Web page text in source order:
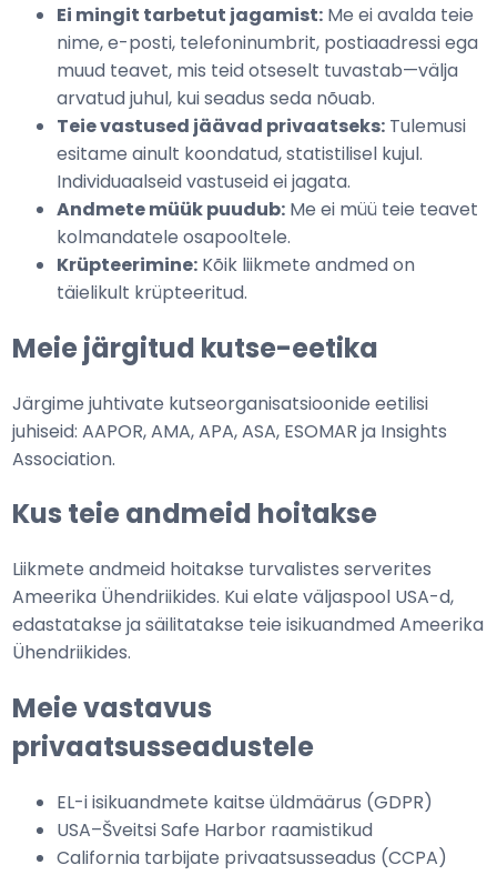
Ei mingit tarbetut jagamist: Me ei avalda teie
nime, e-posti, telefoninumbrit, postiaadressi ega
muud teavet, mis teid otseselt tuvastab—välja
arvatud juhul, kui seadus seda nõuab.
Teie vastused jäävad privaatseks: Tulemusi
esitame ainult koondatud, statistilisel kujul.
Individuaalseid vastuseid ei jagata.
Andmete müük puudub: Me ei müü teie teavet
kolmandatele osapooltele.
Krüpteerimine: Kõik liikmete andmed on
täielikult krüpteeritud.
Meie järgitud kutse-eetika
Järgime juhtivate kutseorganisatsioonide eetilisi
juhiseid: AAPOR, AMA, APA, ASA, ESOMAR ja Insights
Association.
Kus teie andmeid hoitakse
Liikmete andmeid hoitakse turvalistes serverites
Ameerika Ühendriikides. Kui elate väljaspool USA-d,
edastatakse ja säilitatakse teie isikuandmed Ameerika
Ühendriikides.
Meie vastavus
privaatsusseadustele
EL-i isikuandmete kaitse üldmäärus (GDPR)
USA–Šveitsi Safe Harbor raamistikud
California tarbijate privaatsusseadus (CCPA)